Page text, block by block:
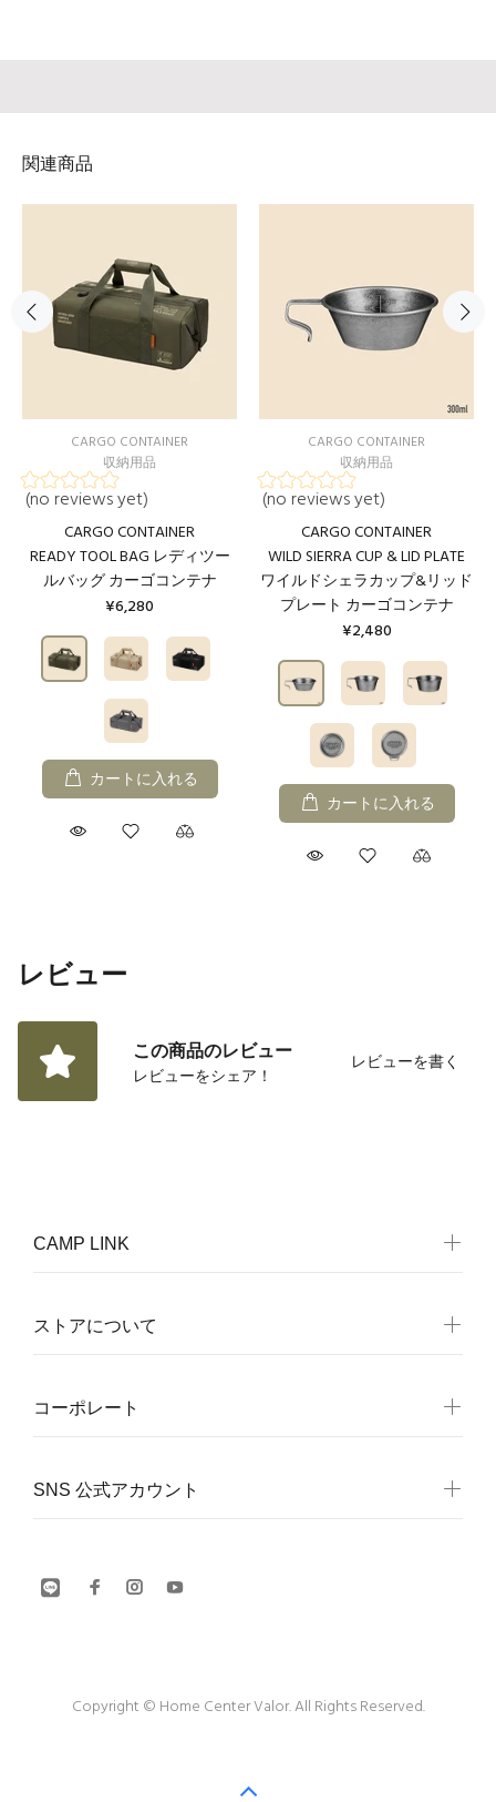
関連商品
CARGO CONTAINER
収納用品
(no reviews yet)
CARGO CONTAINER
READY TOOL BAG レディツー
ルバッグ カーゴコンテナ
¥6,280
カートに入れる
CARGO CONTAINER
収納用品
(no reviews yet)
CARGO CONTAINER
WILD SIERRA CUP & LID PLATE
ワイルドシェラカップ&リッド
プレート カーゴコンテナ
¥2,480
カートに入れる
レビュー
この商品のレビュー
レビューをシェア！
レビューを書く
CAMP LINK
ストアについて
コーポレート
SNS 公式アカウント
Copyright © Home Center Valor. All Rights Reserved.